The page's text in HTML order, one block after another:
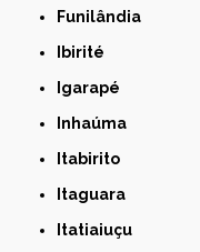
Funilândia
Ibirité
Igarapé
Inhaúma
Itabirito
Itaguara
Itatiaiuçu